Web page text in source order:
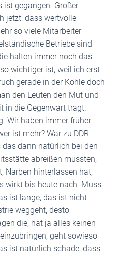
ist gegangen. Großer
jetzt, dass wertvolle
so viele Mitarbeiter
Betriebe sind
halten immer noch das
wichtiger ist, weil ich erst
gerade in der Kohle doch
den Leuten den Mut und
in die Gegenwart trägt.
Wir haben immer früher
ist mehr? War zu DDR-
dann natürlich bei den
abreißen mussten,
Narben hinterlassen hat,
wirkt bis heute nach. Muss
ist lange, das ist nicht
weggeht, desto
die, hat ja alles keinen
geht sowieso
ist natürlich schade, dass